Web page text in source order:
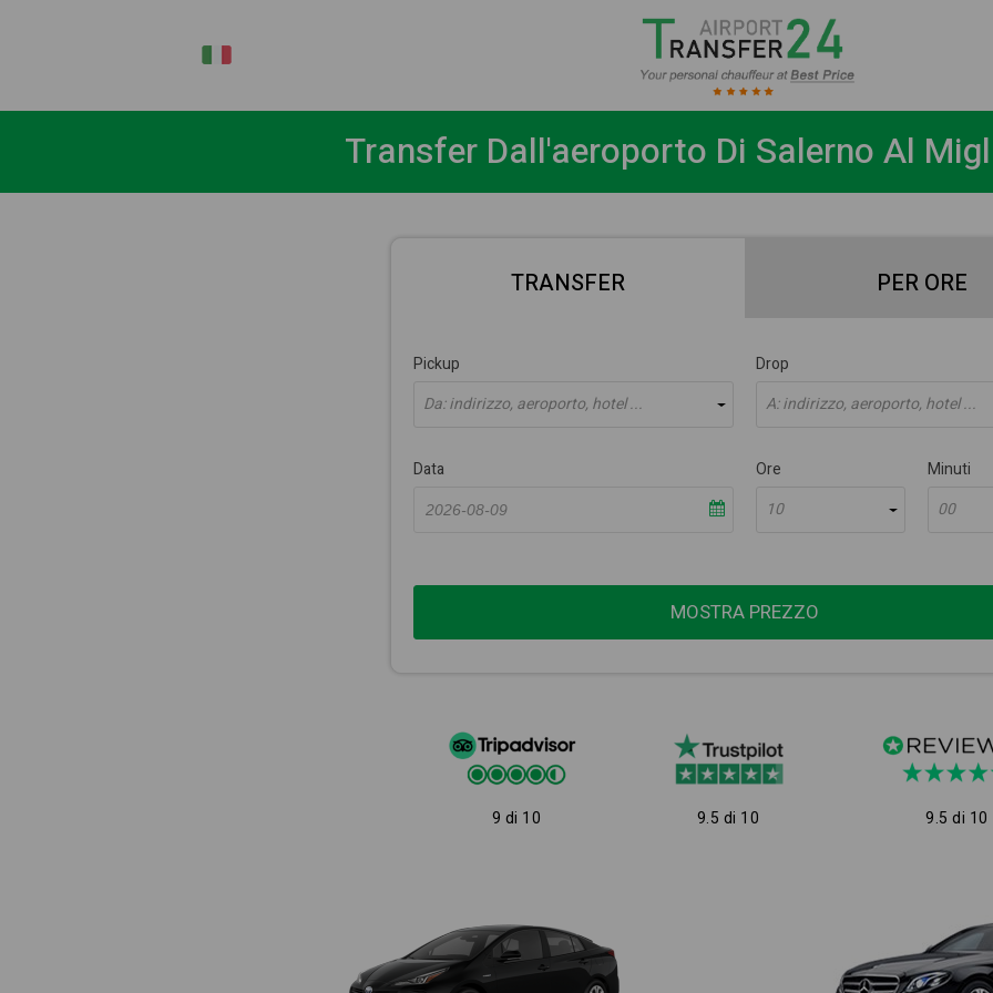
Transfer Dall'aeroporto Di Salerno Al
TRANSFER PER ORE
Pickup
Da: indirizzo, aeroporto, hotel ...
Drop
A: indirizzo, aeroporto, hotel ...
Data
Ore
10
Minuti
00
MOSTRA PREZZO
9 di 10 9.5 di 10 9.5 di 10